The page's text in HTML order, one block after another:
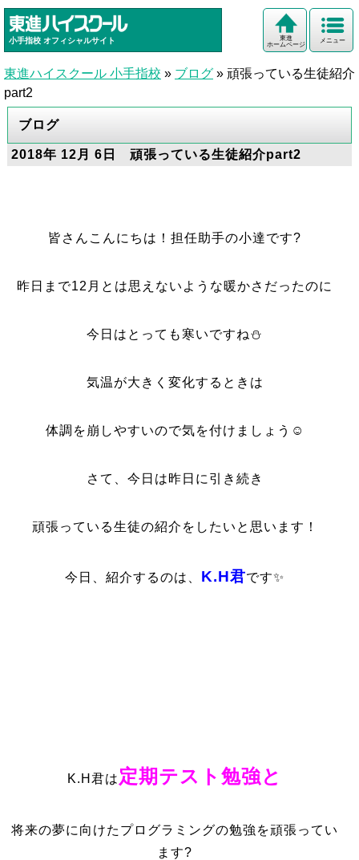
小手指校 オフィシャルサイト メニュー
東進
ホームページ
東進ハイスクール 小手指校 » ブログ » 頑張っている生徒紹介
part2
ブログ
2018年 12月 6日 頑張っている生徒紹介part2
皆さんこんにちは！担任助手の小達です?
昨日まで12月とは思えないような暖かさだったのに
今日はとっても寒いですね⛄
気温が大きく変化するときは
体調を崩しやすいので気を付けましょう☺
さて、今日は昨日に引き続き
頑張っている生徒の紹介をしたいと思います！
今日、紹介するのは、 K.H君です✨
K.H君は 定期テスト勉強と
将来の夢に向けたプログラミングの勉強を頑張ってい
ます?